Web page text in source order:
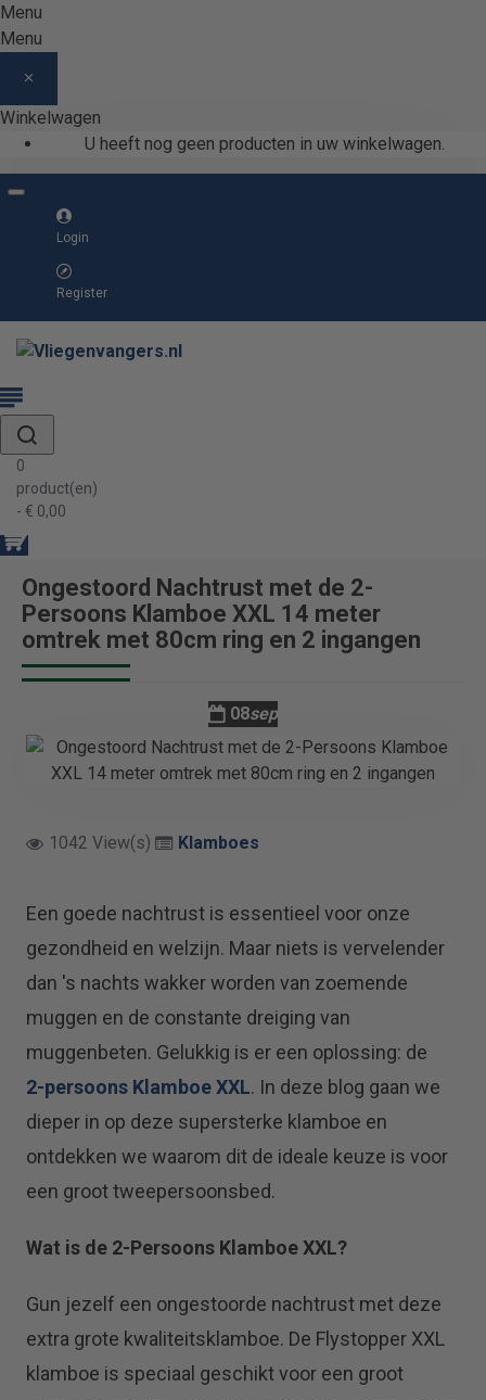
Menu
Menu
Winkelwagen
U heeft nog geen producten in uw winkelwagen.
Login
Register
0
product(en)
- € 0,00
Ongestoord Nachtrust met de 2-
Persoons Klamboe XXL 14 meter
omtrek met 80cm ring en 2 ingangen
08sep
1042 View(s) Klamboes
Een goede nachtrust is essentieel voor onze
gezondheid en welzijn. Maar niets is vervelender
dan 's nachts wakker worden van zoemende
muggen en de constante dreiging van
muggenbeten. Gelukkig is er een oplossing: de
2-persoons Klamboe XXL. In deze blog gaan we
dieper in op deze supersterke klamboe en
ontdekken we waarom dit de ideale keuze is voor
een groot tweepersoonsbed.
Wat is de 2-Persoons Klamboe XXL?
Gun jezelf een ongestoorde nachtrust met deze
extra grote kwaliteitsklamboe. De Flystopper XXL
klamboe is speciaal geschikt voor een groot